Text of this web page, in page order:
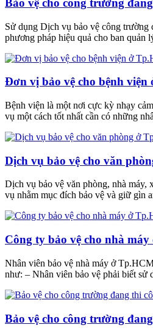
Bảo vệ cho công trường
Sử dụng Dịch vụ bảo vệ công
phương pháp hiệu quả cho ban quản
Đơn vị bảo vệ cho bệnh
Bệnh viện là một nơi cực kỳ nhạy
vụ một cách tốt nhất cần có những
Dịch vụ bảo vệ cho văn
Dịch vụ bảo vệ văn phòng, nhà
vụ nhằm mục đích bảo vệ và giữ gìn
Công ty bảo vệ cho nhà
Nhân viên bảo vệ nhà máy ở
như: – Nhân viên bảo vệ phải biết sử
Bảo vệ cho công trường